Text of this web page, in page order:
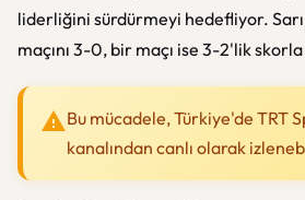
liderliğini sürdürmeyi hedefliyor.
maçını 3-0, bir maçı ise 3-2'lik
Bu mücadele, Türkiye'de TRT
kanalından canlı olarak